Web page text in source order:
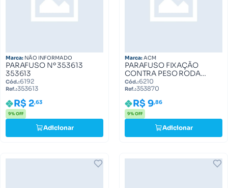
Marca: NÃO INFORMADO
PARAFUSO Nº 353613
353613
Cód.:6192
Ref.:353613
R$ 2,63
9% OFF
Adicionar
Marca:ACM
PARAFUSO FIXAÇÃO
CONTRA PESO RODA
TRASEIRA Nº 353870
353870
Cód.:6210
Ref.:353870
R$ 9,86
9% OFF
Adicionar